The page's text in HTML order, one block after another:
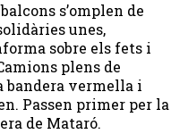
s’omplen de
unes,
sobre els fets i
plens de
vermella i
Passen primer per la
de Mataró.